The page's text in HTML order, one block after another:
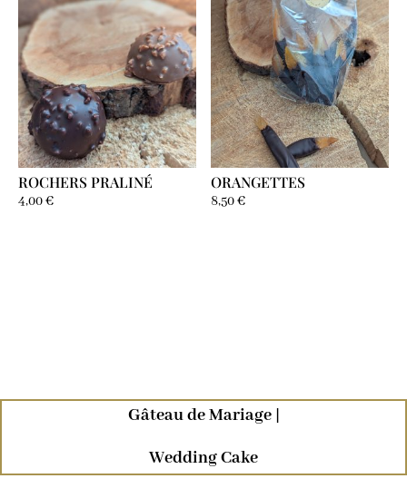
ROCHERS PRALINÉ
4,00€
ORANGETTES
8,50€
Gâteau de Mariage |
Wedding Cake